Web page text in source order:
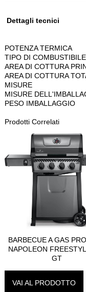
Dettagli tecnici
POTENZA TERMICA
TIPO DI COMBUSTIBILE
AREA DI COTTURA
AREA DI COTTURA
MISURE
MISURE
PESO IMBALLAGGIO
Prodotti Correlati
BARBECUE A GAS
NAPOLEON
GT
VAI AL PRODOTTO